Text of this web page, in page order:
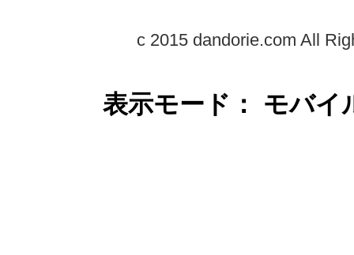
c 2015 dandorie.com All
表示モード： モバ